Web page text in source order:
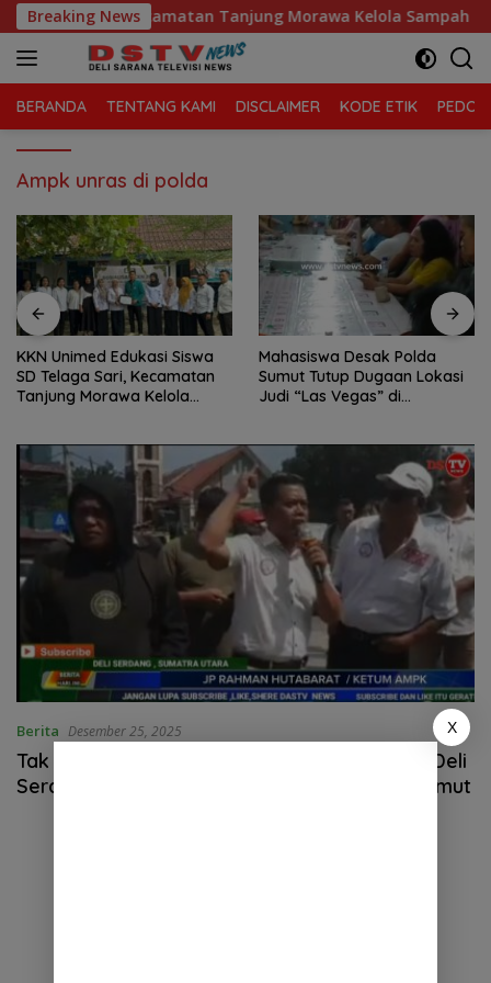
Langsung
ke
konten
Breaking News
Telaga Sari, Kecamatan Tanjung Morawa Kelola Sampah
BERANDA TENTANG KAMI DISCLAIMER KODE ETIK
Ampk unras di polda
KKN Unimed Edukasi Siswa
SD Telaga Sari, Kecamatan
Tanjung Morawa Kelola
Mahasiswa Desak Polda
Sumut Tutup Dugaan Lokasi
Judi “Las Vegas” di
Berita Desember 25, 2025
Tak Mendapat Kepastian Hukum Di Polresta Deli
Serdang,AMPK Dan Warga Unras Di Polda Sumut
X